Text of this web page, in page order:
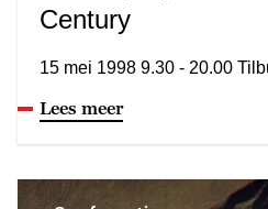
Century
15 mei 1998 9.30 - 20.00
Lees meer